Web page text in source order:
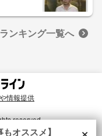
ランキング一覧へ
情報提供
reserved.
コンテンツや広告配信を提供する
×
もオススメ】